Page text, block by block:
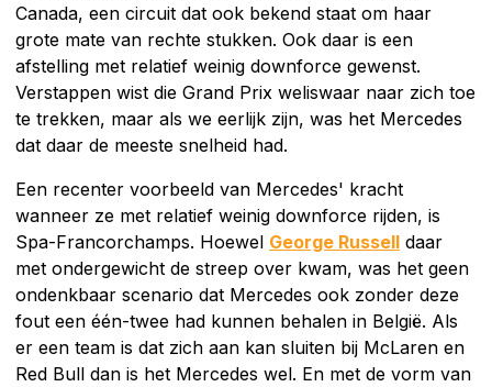
Canada, een circuit dat ook bekend staat om haar
grote mate van rechte stukken. Ook daar is een
afstelling met relatief weinig downforce gewenst.
Verstappen wist die Grand Prix weliswaar naar zich toe
te trekken, maar als we eerlijk zijn, was het Mercedes
dat daar de meeste snelheid had.
Een recenter voorbeeld van Mercedes' kracht
wanneer ze met relatief weinig downforce rijden, is
Spa-Francorchamps. Hoewel George Russell daar
met ondergewicht de streep over kwam, was het geen
ondenkbaar scenario dat Mercedes ook zonder deze
fout een één-twee had kunnen behalen in België. Als
er een team is dat zich aan kan sluiten bij McLaren en
Red Bull dan is het Mercedes wel. En met de vorm van